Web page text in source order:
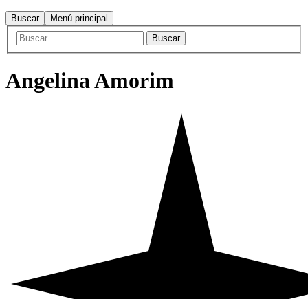
Buscar Menú principal
Angelina Amorim